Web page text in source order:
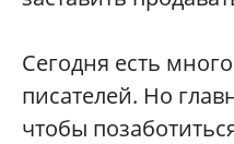
Сегодня есть
писателей. Но
чтобы